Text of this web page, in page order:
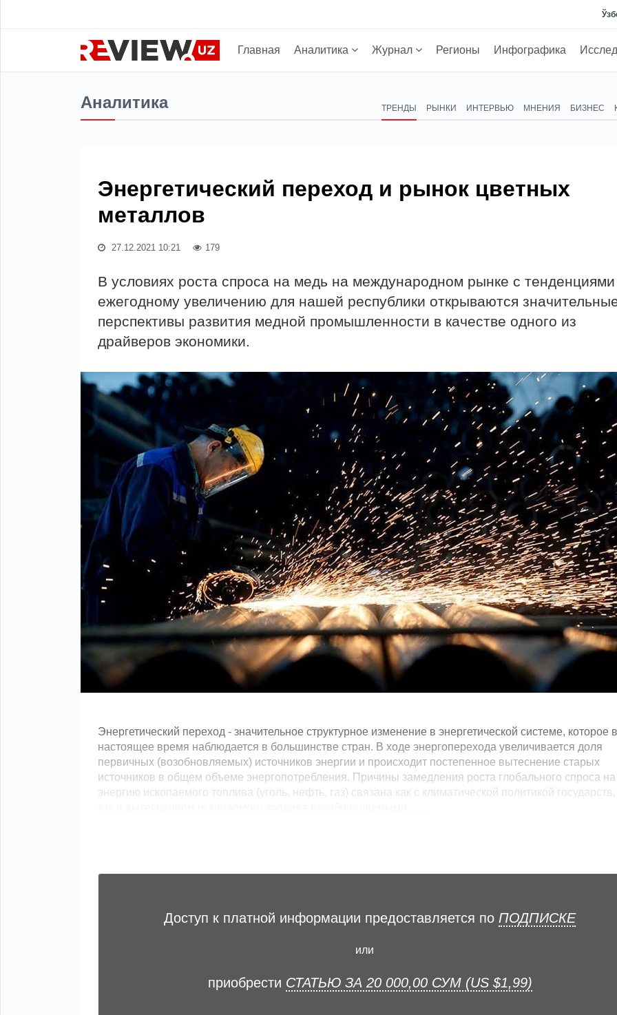
Главная Аналитика Журнал Регионы Инфографика
Аналитика ТРЕНДЫ РЫНКИ ИНТЕРВЬЮ МНЕНИЯ БИЗНЕС
Энергетический переход и рынок цветных
металлов
27.12.2021 10:21 179
В условиях роста спроса на медь на международном рынке с тенденциями
ежегодному увеличению для нашей республики открываются
перспективы развития медной промышленности в качестве одного из
драйверов экономики.
Энергетический переход - значительное структурное изменение в энергетической системе, которое в
настоящее время наблюдается в большинстве стран. В ходе энергоперехода увеличивается доля
первичных (возобновляемых) источников энергии и происходит постепенное вытеснение старых
источников в общем объеме энергопотребления. Причины замедления роста глобального спроса на
энергию ископаемого топлива (уголь, нефть, газ) связана как с климатической политикой государств,
Доступ к платной информации предоставляется по ПОДПИСКЕ
или
приобрести СТАТЬЮ ЗА 20 000,00 СУМ (US $1,99)